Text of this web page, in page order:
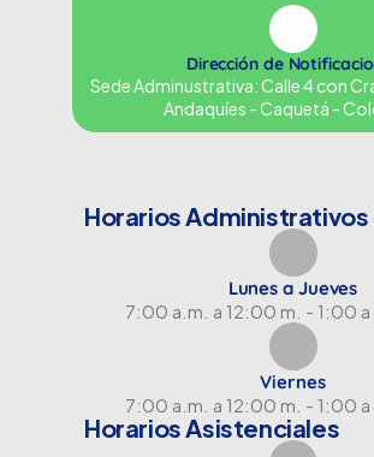
Dirección de
Sede Adminustrativa: Calle 4 con
Andaquíes - Caquetá -
Horarios Administrativos
Lunes a Jueves
7:00 a.m. a 12:00 m. - 1:00
Viernes
7:00 a.m. a 12:00 m. - 1:00
Horarios Asistenciales